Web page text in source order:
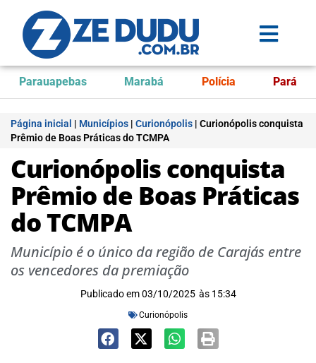
Parauapebas Marabá Polícia Pará
Página inicial | Municípios | Curionópolis | Curionópolis conquista
Prêmio de Boas Práticas do TCMPA
Curionópolis conquista
Prêmio de Boas Práticas
do TCMPA
Município é o único da região de Carajás entre
os vencedores da premiação
Publicado em 03/10/2025 às 15:34
Curionópolis